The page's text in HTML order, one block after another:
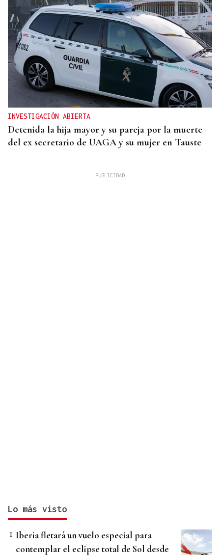
INVESTIGACIÓN ABIERTA
Detenida la hija mayor y su pareja por la muerte
del ex secretario de UAGA y su mujer en Tauste
Lo más visto
Iberia fletará un vuelo especial para
contemplar el eclipse total de Sol desde